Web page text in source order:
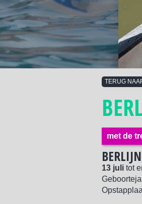
TERUG
met de
13 juli tot